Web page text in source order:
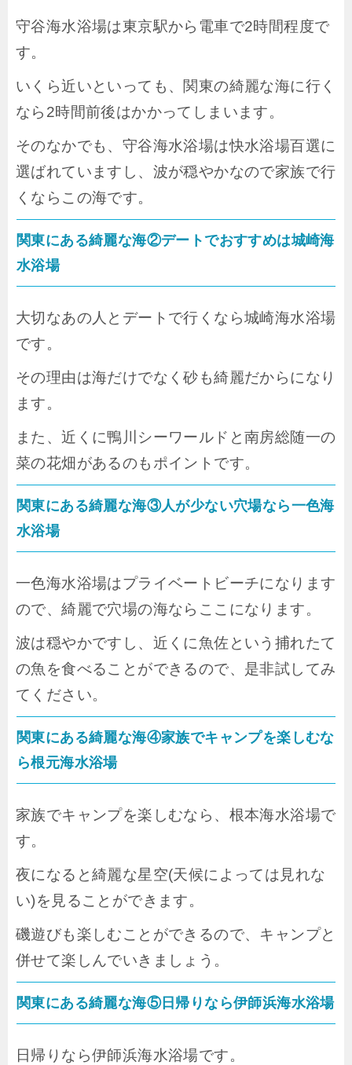
守谷海水浴場は東京駅から電車で2時間程度で
す。
いくら近いといっても、関東の綺麗な海に行く
なら2時間前後はかかってしまいます。
そのなかでも、守谷海水浴場は快水浴場百選に
選ばれていますし、波が穏やかなので家族で行
くならこの海です。
関東にある綺麗な海②デートでおすすめは城崎海
水浴場
大切なあの人とデートで行くなら城崎海水浴場
です。
その理由は海だけでなく砂も綺麗だからになり
ます。
また、近くに鴨川シーワールドと南房総随一の
菜の花畑があるのもポイントです。
関東にある綺麗な海③人が少ない穴場なら一色海
水浴場
一色海水浴場はプライベートビーチになります
ので、綺麗で穴場の海ならここになります。
波は穏やかですし、近くに魚佐という捕れたて
の魚を食べることができるので、是非試してみ
てください。
関東にある綺麗な海④家族でキャンプを楽しむな
ら根元海水浴場
家族でキャンプを楽しむなら、根本海水浴場で
す。
夜になると綺麗な星空(天候によっては見れな
い)を見ることができます。
磯遊びも楽しむことができるので、キャンプと
併せて楽しんでいきましょう。
関東にある綺麗な海⑤日帰りなら伊師浜海水浴場
日帰りなら伊師浜海水浴場です。